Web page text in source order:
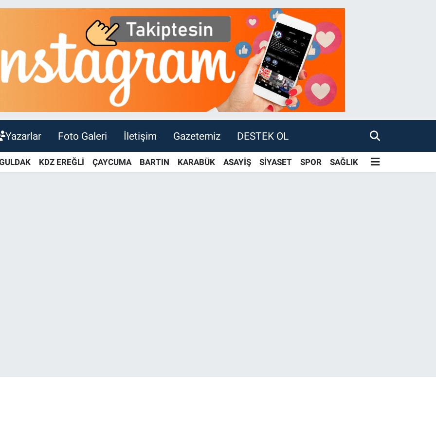
Yazarlar Foto Galeri İletişim Gazetemiz DESTEK OL
KDZ EREĞLİ ÇAYCUMA BARTIN KARABÜK ASAYİŞ SİYASET SPOR SAĞLIK